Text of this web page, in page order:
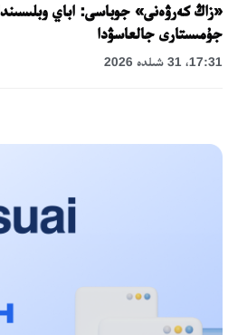
«زاڭ كەرۋەنى» جوباسى: اباي
جۇمىستارى جالعاسۋدا
17:31، 31 شىلدە 2026
اسحات اسىلبەكوۆ: كۇشتى بيلىككە
ابزال دوستيار: دۋمان مۇحامەتكارىمدى
مۇمكىن